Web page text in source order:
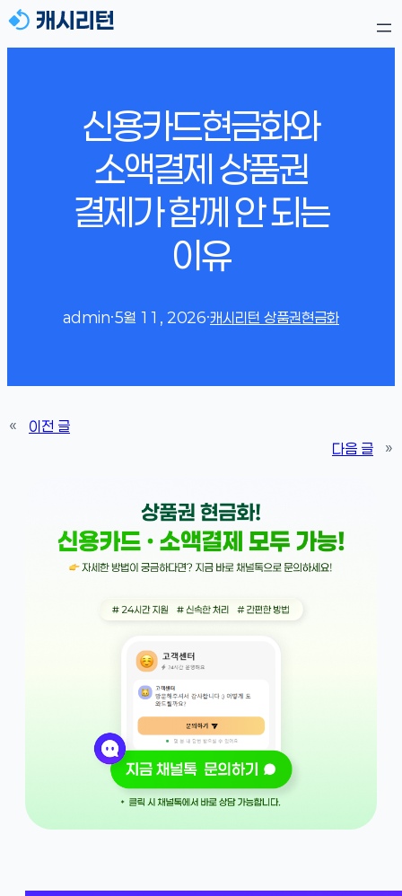
신용카드현금화와
소액결제 상품권
결제가 함께 안 되는
이유
admin·5월 11, 2026·캐시리턴 상품권현금화
«
이전 글
다음 글
»